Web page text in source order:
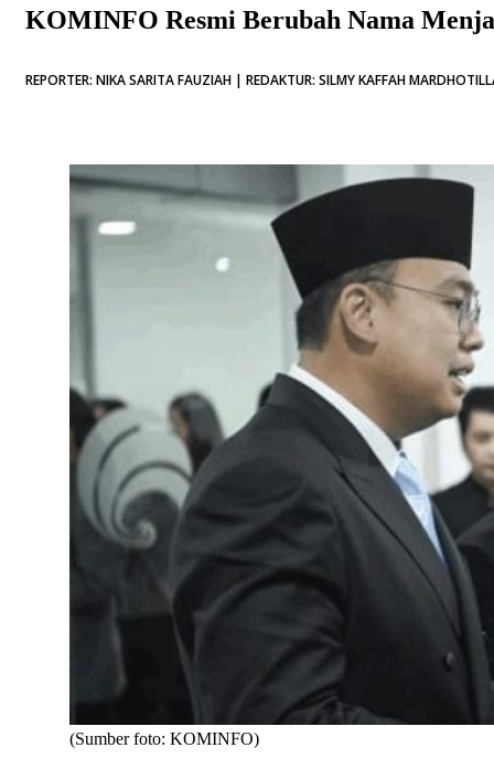
KOMINFO Resmi Berubah Nama
REPORTER: NIKA SARITA FAUZIAH | REDAKTUR: SILMY KAFFAH
(Sumber foto: KOMINFO)